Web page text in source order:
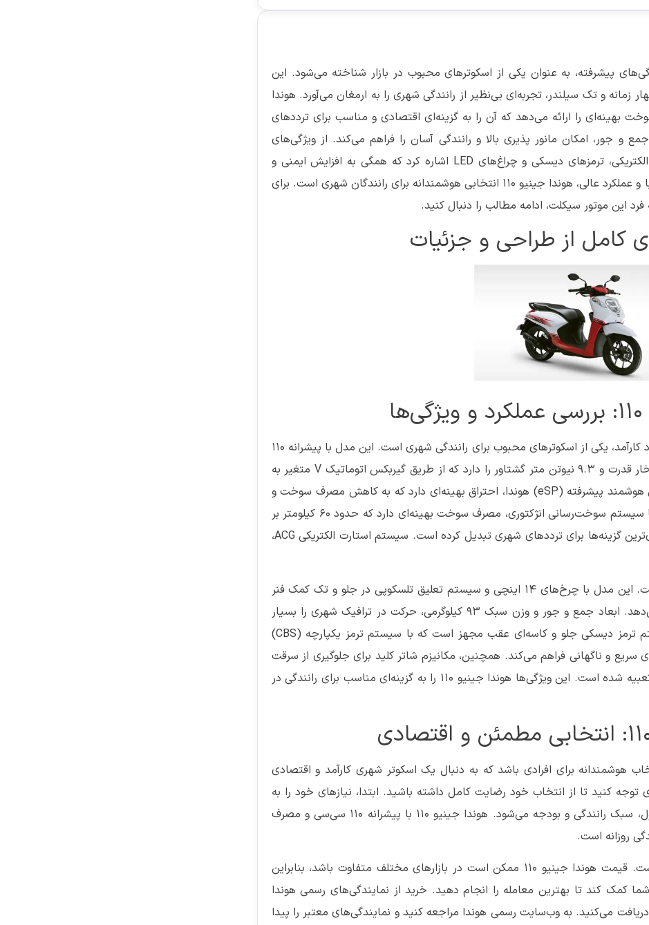
با طراحی مدرن و ویژگی‌های پیشرفته، به عنوان یکی از اسکوترهای محبوب در بازار شناخته می‌شود. این
بهره‌گیری از یک پیشرانه 110 سی‌سی چهار زمانه و تک سیلندر، تجربه‌ای بی‌نظیر از رانندگی شهری را به ارمغان می‌آورد. هوندا
سوخت بهینه‌ای را ارائه می‌دهد که آن را به گزینه‌ای اقتصادی و مناسب برای ترددهای
جور، امکان مانور پذیری بالا و رانندگی آسان را فراهم می‌کند. از ویژگی‌های
برجسته هوندا جینیو 110 می‌توان به سیستم استارت الکتریکی، ترمزهای دیسکی و چراغ‌های LED اشاره کرد که همگی به افزایش ایمنی و
زیبایی این اسکوتر کمک می‌کنند. با توجه به طراحی زیبا و عملکرد عالی، هوندا جینیو 110 انتخابی هوشمندانه برای رانندگان شهری است. برای
این موتور سیکلت، ادامه مطالب را دنبال کنید.
موتور سیکلت هوندا جینیو 110 با طراحی مدرن و عملکرد کارآمد، یکی از اسکوترهای محبوب برای رانندگی شهری است. این مدل با پیشرانه 110
سی‌سی چهار زمانه و تک سیلندر، توان تولید 9 اسب بخار قدرت و 9.3 نیوتن متر گشتاور را دارد که از طریق گیربکس اتوماتیک V متغیر به
چرخ‌ها منتقل می‌شود. این موتور به لطف فناوری توان هوشمند پیشرفته (eSP) هوندا، احتراق بهینه‌ای دارد که به کاهش مصرف سوخت و
افزایش راندمان موتور کمک می‌کند. هوندا جینیو 110 با سیستم سوخت‌رسانی انژکتوری، مصرف سوخت بهینه‌ای دارد که حدود 60 کیلومتر بر
لیتر می‌رسد، این ویژگی، این مدل را به یکی از اقتصادی‌ترین گزینه‌ها برای ترددهای شهری تبدیل کرده است. سیستم استارت الکتریکی ACG،
سواری و هندلینگ هوندا جینیو 110 نیز بهبود یافته است. این مدل با چرخ‌های 14 اینچی و سیستم تعلیق تلسکوپی در جلو و تک کمک فنر
در عقب، تجربه‌ای راحت و پایدار از رانندگی را ارائه می‌دهد. ابعاد جمع و جور و وزن سبک 93 کیلوگرمی، حرکت در ترافیک شهری را بسیار
آسان می‌کند. از نظر ایمنی، هوندا جینیو 110 به سیستم ترمز دیسکی جلو و کاسه‌ای عقب مجهز است که با سیستم ترمز یکپارچه (CBS)
و ناگهانی فراهم می‌کند. همچنین، مکانیزم شاتر کلید برای جلوگیری از سرقت
و قفل ترمز دستی برای پارک کردن در سطوح شیب‌دار تعبیه شده است. این ویژگی‌ها هوندا جینیو 110 را به گزینه‌ای مناسب برای رانندگی در
جینیو 110 می‌تواند یک انتخاب هوشمندانه برای افرادی باشد که به دنبال یک اسکوتر شهری کارآمد و اقتصادی
کنید تا از انتخاب خود رضایت کامل داشته باشید. ابتدا، نیازهای خود را به
دقت بررسی کنید. این نیازها شامل مسافت‌های معمول، سبک رانندگی و بودجه می‌شود. هوندا جینیو 110 با پیشرانه 110 سی‌سی و مصرف
روزانه است.
بررسی قیمت‌ها نیز مرحله‌ای حیاتی در فرآیند خرید است. قیمت هوندا جینیو 110 ممکن است در بازارهای مختلف متفاوت باشد، بنابراین
کمک کند تا بهترین معامله را انجام دهید. خرید از نمایندگی‌های رسمی هوندا
می‌کنید. به وب‌سایت رسمی هوندا مراجعه کنید و نمایندگی‌های معتبر را پیدا